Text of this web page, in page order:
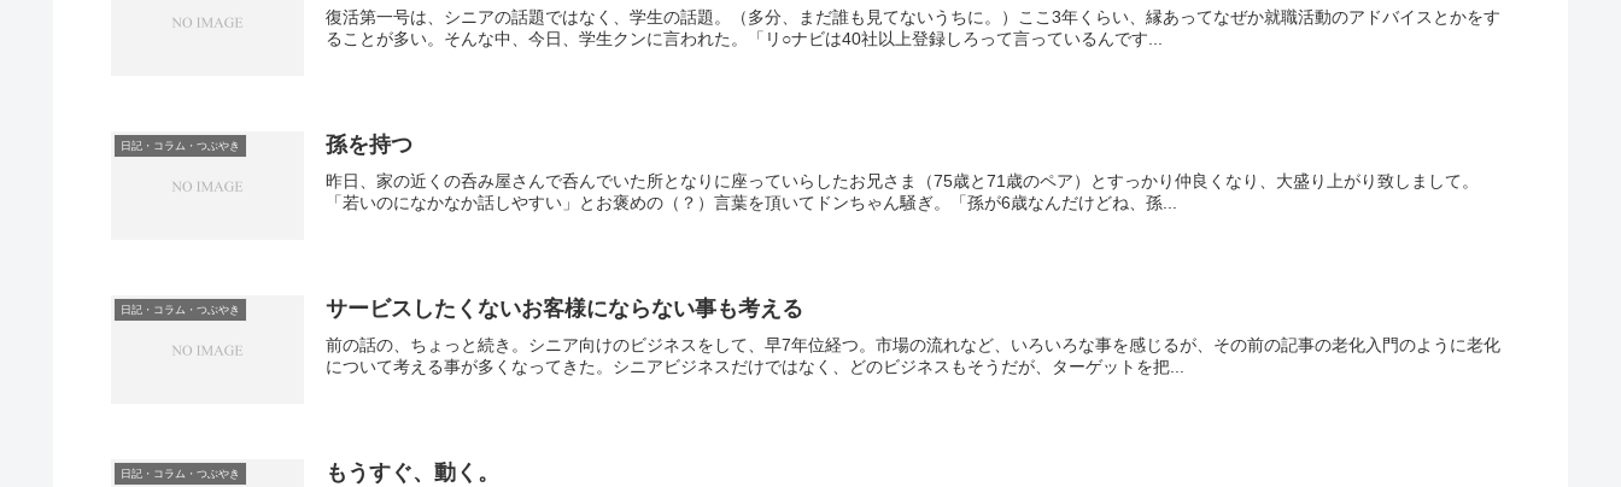
復活第一号は、シニアの話題ではなく、学生の話題。（多分、まだ誰も見てないうちに。）ここ3年くらい、縁あってなぜか就職活動のアドバイスとかをす
ることが多い。そんな中、今日、学生クンに言われた。「リ○ナビは40社以上登録しろって言っているんです...
日記・コラム・つぶやき 孫を持つ
昨日、家の近くの呑み屋さんで呑んでいた所となりに座っていらしたお兄さま（75歳と71歳のペア）とすっかり仲良くなり、大盛り上がり致しまして。
「若いのになかなか話しやすい」とお褒めの（？）言葉を頂いてドンちゃん騒ぎ。「孫が6歳なんだけどね、孫...
日記・コラム・つぶやき サービスしたくないお客様にならない事も考える
前の話の、ちょっと続き。シニア向けのビジネスをして、早7年位経つ。市場の流れなど、いろいろな事を感じるが、その前の記事の老化入門のように老化
について考える事が多くなってきた。シニアビジネスだけではなく、どのビジネスもそうだが、ターゲットを把...
日記・コラム・つぶやき もうすぐ、動く。